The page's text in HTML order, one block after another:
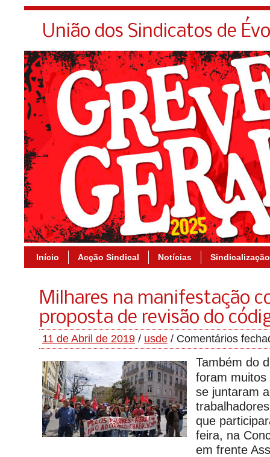
União dos Sindicatos de
Início Acção Sindical Notícias Sindicalização
Milhares na manifestação
proposta de revisão do
11 de Abril de 2019 / usde / Comentários
Também do
foram muitos
se juntaram
que
feira, na
em frente